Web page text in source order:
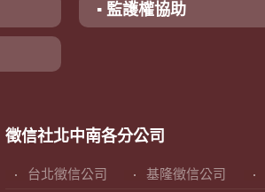
▪ 監護權協助
徵信社北中南各分公司
台北徵信公司 基隆徵信公司